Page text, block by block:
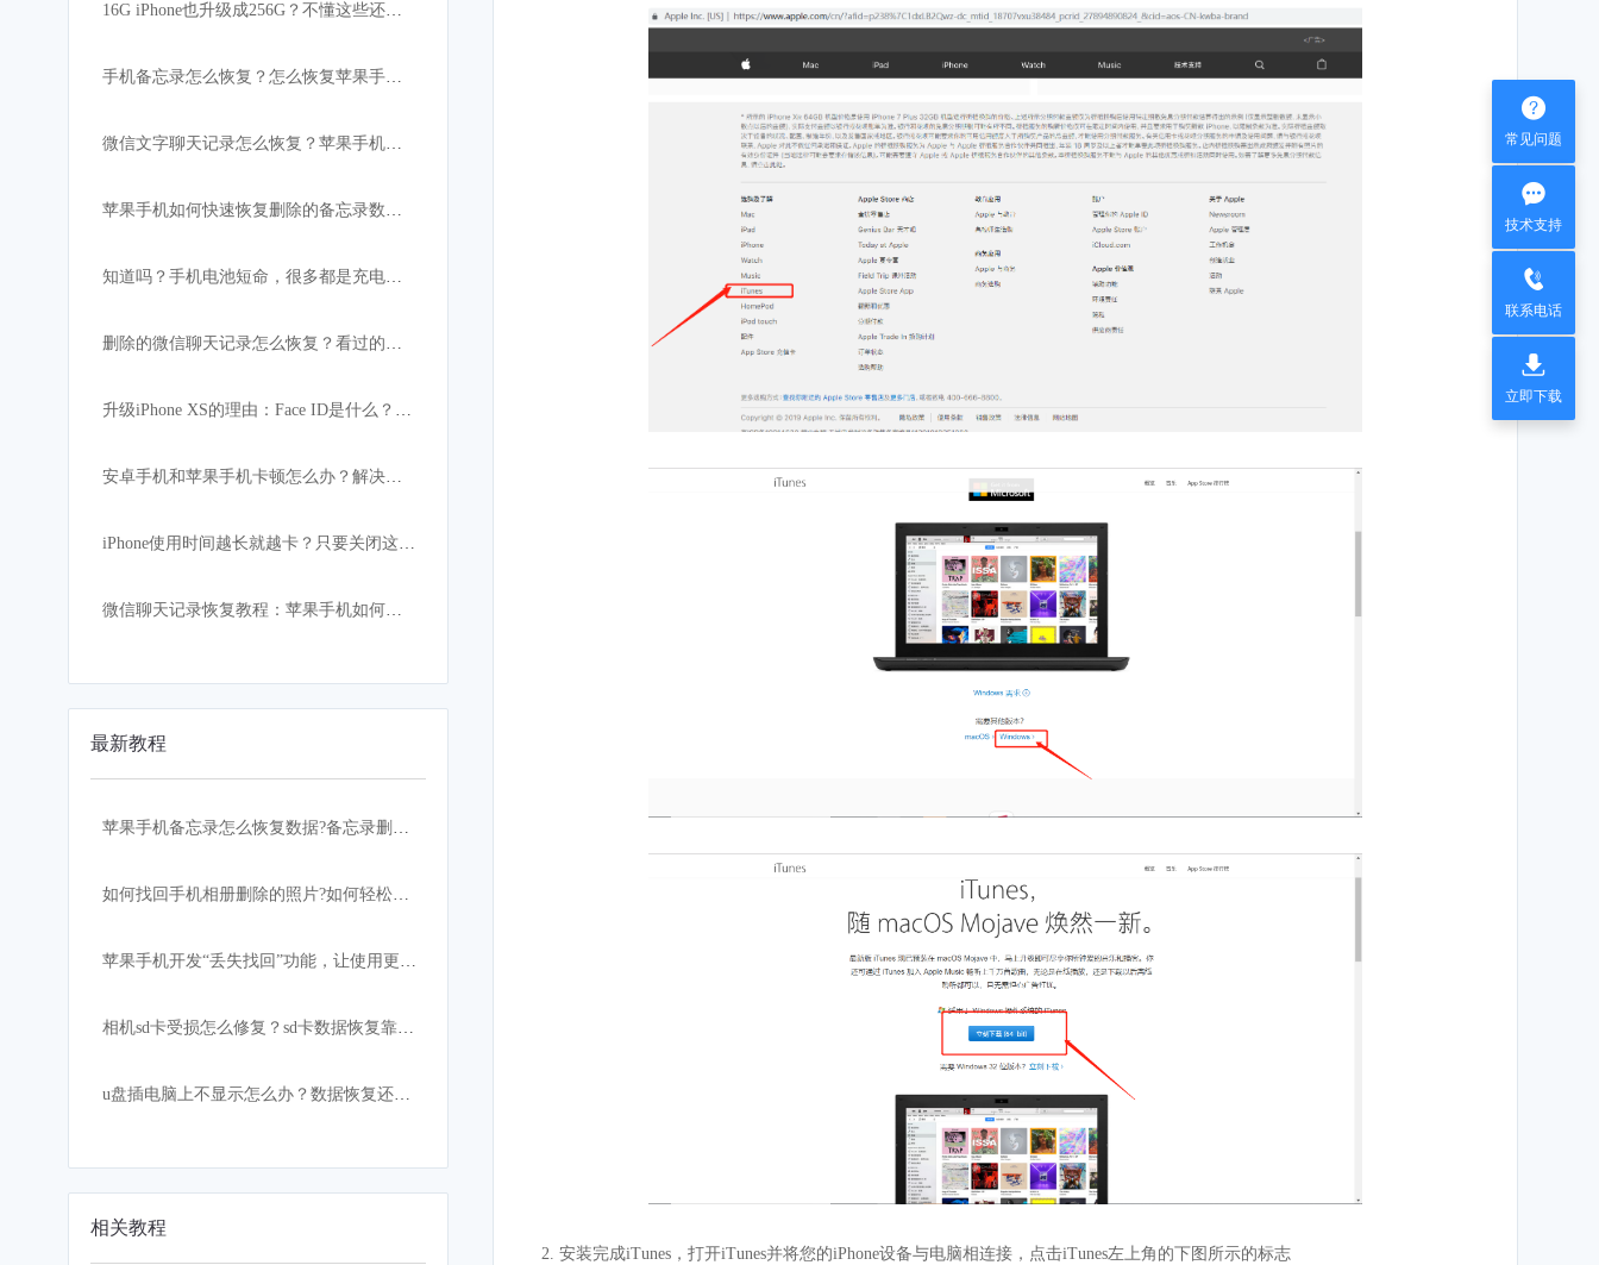
16G iPhone也升级成256G？不懂这些还真的不行！
手机备忘录怎么恢复？怎么恢复苹果手机突然消失的备忘录内容
微信文字聊天记录怎么恢复？苹果手机微信数据恢复教程
苹果手机如何快速恢复删除的备忘录数据:iPhone必备
知道吗？手机电池短命，很多都是充电宝惹的祸！
删除的微信聊天记录怎么恢复？看过的都找回了
升级iPhone XS的理由：Face ID是什么？解锁速度比上代快
安卓手机和苹果手机卡顿怎么办？解决手机卡顿小妙招
iPhone使用时间越长就越卡？只要关闭这设置，手机立马如获重生
微信聊天记录恢复教程：苹果手机如何找回误删的微信聊天记录
最新教程
苹果手机备忘录怎么恢复数据?备忘录删除怎么恢复？
如何找回手机相册删除的照片?如何轻松快速恢复？
苹果手机开发“丢失找回”功能，让使用更加安心！
相机sd卡受损怎么修复？sd卡数据恢复靠这招
u盘插电脑上不显示怎么办？数据恢复还有希望吗
相关教程
2. 安装完成iTunes，打开iTunes并将您的iPhone设备与电脑相连接，点击iTunes左上角的下图所示的标志

常见问题

技术支持

联系电话

立即下载